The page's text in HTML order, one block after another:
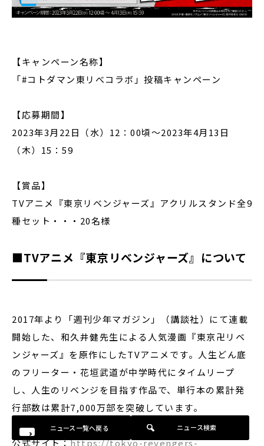
【キャンペーン名称】
「#コトダマン東リべコラボ」投稿キャンペーン
【応募期間】
2023年3月22日（水）12：00頃～2023年4月13日
（木）15：59
【賞品】
TVアニメ『東京リベンジャーズ』アクリルスタンド全9
種セット・・・20名様
■TVアニメ『東京リベンジャーズ』について
2017年より「週刊少年マガジン」（講談社）にて連載
開始した、和久井健先生による人気漫画『東京卍リベ
ンジャーズ』を原作にしたTVアニメです。人生どん底
のフリーター・花垣武道が中学時代にタイムリープ
し、人生のリベンジを目指す作品で、単行本の累計発
行部数は累計7,000万部を突破しています。
公式サイト：https://tokyo-revengers-
ニュース一覧へ戻る ニュース検索